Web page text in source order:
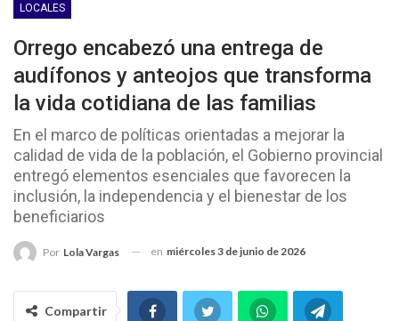
LOCALES
Orrego encabezó una entrega de
audífonos y anteojos que transforma
la vida cotidiana de las familias
En el marco de políticas orientadas a mejorar la
calidad de vida de la población, el Gobierno provincial
entregó elementos esenciales que favorecen la
inclusión, la independencia y el bienestar de los
beneficiarios
Por Lola Vargas en miércoles 3 de junio de 2026
Compartir